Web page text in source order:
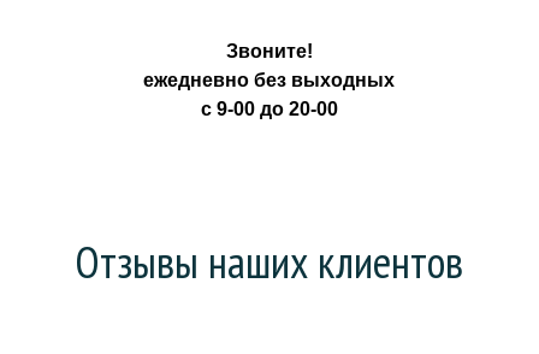
Звоните!
ежедневно без выходных
с 9-00 до 20-00
Отзывы наших клиентов